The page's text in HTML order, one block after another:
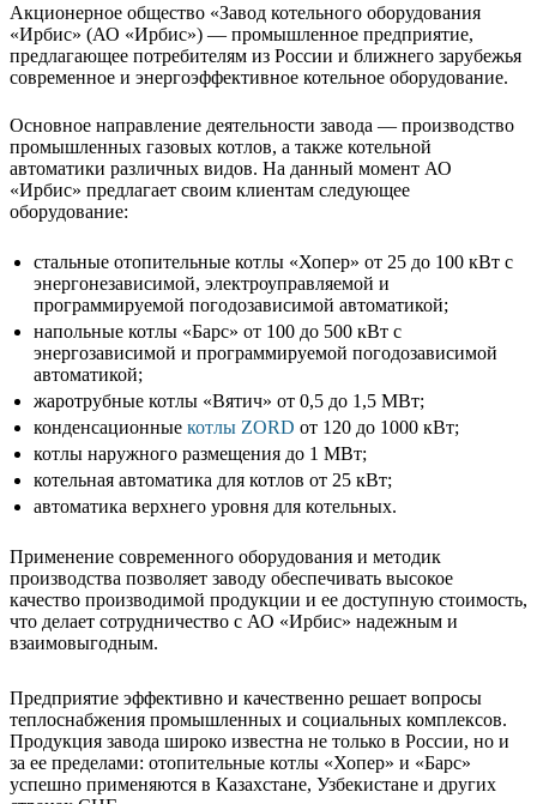
Акционерное общество «Завод котельного оборудования
«Ирбис» (АО «Ирбис») — промышленное предприятие,
предлагающее потребителям из России и ближнего зарубежья
современное и энергоэффективное котельное оборудование.
Основное направление деятельности завода — производство
промышленных газовых котлов, а также котельной
автоматики различных видов. На данный момент АО
«Ирбис» предлагает своим клиентам следующее
оборудование:
стальные отопительные котлы «Хопер» от 25 до 100 кВт с
энергонезависимой, электроуправляемой и
программируемой погодозависимой автоматикой;
напольные котлы «Барс» от 100 до 500 кВт с
энергозависимой и программируемой погодозависимой
автоматикой;
жаротрубные котлы «Вятич» от 0,5 до 1,5 МВт;
конденсационные котлы ZORD от 120 до 1000 кВт;
котлы наружного размещения до 1 МВт;
котельная автоматика для котлов от 25 кВт;
автоматика верхнего уровня для котельных.
Применение современного оборудования и методик
производства позволяет заводу обеспечивать высокое
качество производимой продукции и ее доступную стоимость,
что делает сотрудничество с АО «Ирбис» надежным и
взаимовыгодным.
Предприятие эффективно и качественно решает вопросы
теплоснабжения промышленных и социальных комплексов.
Продукция завода широко известна не только в России, но и
за ее пределами: отопительные котлы «Хопер» и «Барс»
успешно применяются в Казахстане, Узбекистане и других